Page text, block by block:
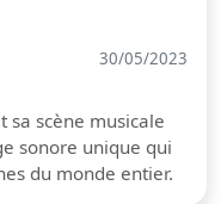
30/05/2023
sa scène musicale
sonore unique qui
du monde entier.